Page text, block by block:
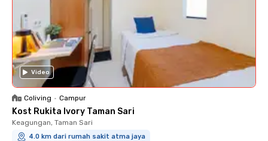
Video
Coliving • Campur
Kost Rukita Ivory Taman Sari
Keagungan, Taman Sari
4.0 km dari rumah sakit atma jaya